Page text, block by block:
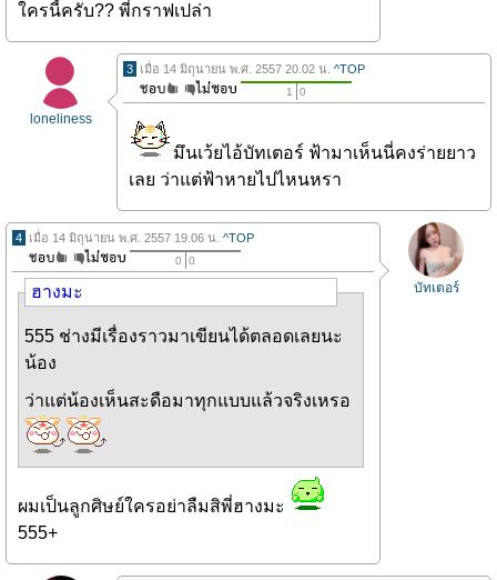
ใครนี้ครับ?? พี่กราฟเปล่า
loneliness
3 เมื่อ 14 มิถุนายน พ.ศ. 2557 20.02 น. ^TOP
1 0
มึนเว้ยไอ้บัทเตอร์ ฟ้ามาเห็นนี่คงร่ายยาว
เลย ว่าแต่ฟ้าหายไปไหนหรา
บัทเตอร์
4 เมื่อ 14 มิถุนายน พ.ศ. 2557 19.06 น. ^TOP
0 0
ฮางมะ
555 ช่างมีเรื่องราวมาเขียนได้ตลอดเลยนะ
น้อง
ว่าแต่น้องเห็นสะดือมาทุกแบบแล้วจริงเหรอ
ผมเป็นลูกศิษย์ใครอย่าลืมสิพี่ฮางมะ
555+